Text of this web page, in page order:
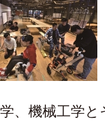
、機械工学